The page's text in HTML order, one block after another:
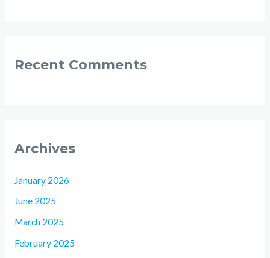
Recent Comments
Archives
January 2026
June 2025
March 2025
February 2025